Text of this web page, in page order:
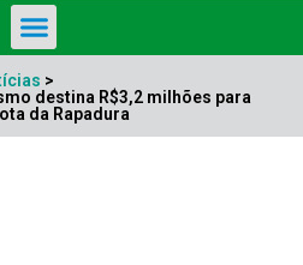
>
destina R$3,2 milhões para
da Rapadura